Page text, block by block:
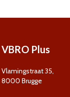
VBRO Plus
Vlamingstraat 35,
8000 Brugge